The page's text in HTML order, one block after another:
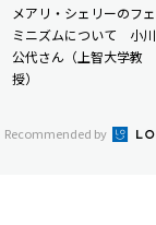
メアリ・シェリーのフェ
ミニズムについて 小川
公代さん（上智大学教
授）
Recommended by